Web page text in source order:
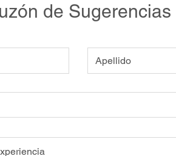
de Sugerencias